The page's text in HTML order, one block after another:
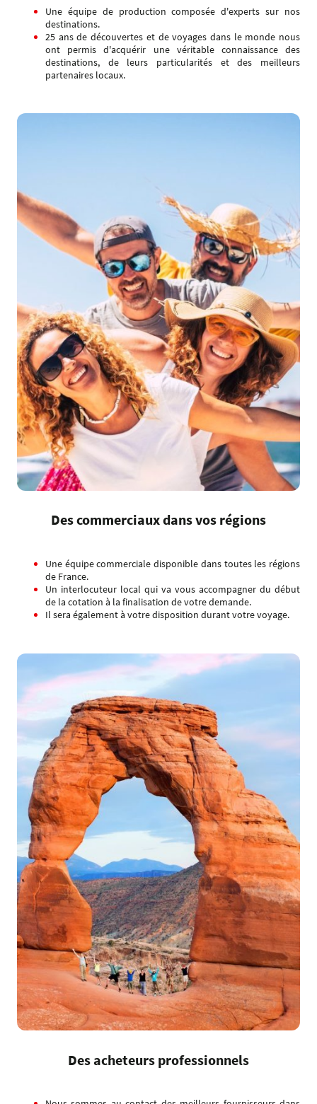
Une équipe de production composée d'experts sur nos
destinations.
25 ans de découvertes et de voyages dans le monde nous
ont permis d'acquérir une véritable connaissance des
destinations, de leurs particularités et des meilleurs
partenaires locaux.
Des commerciaux dans vos régions
Une équipe commerciale disponible dans toutes les régions
de France.
Un interlocuteur local qui va vous accompagner du début
de la cotation à la finalisation de votre demande.
Il sera également à votre disposition durant votre voyage.
Des acheteurs professionnels